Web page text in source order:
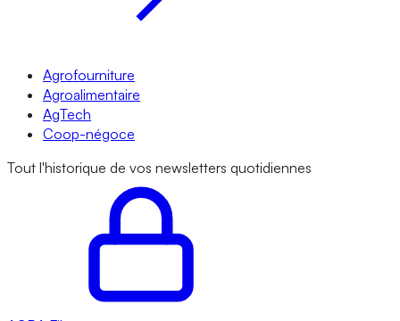
Agrofourniture
Agroalimentaire
AgTech
Coop-négoce
Tout l'historique de vos newsletters quotidiennes